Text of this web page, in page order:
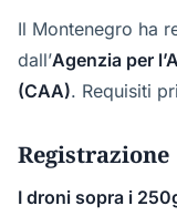
Il Montenegro ha
dall’Agenzia per
(CAA). Requisiti
Registrazione
I droni sopra i